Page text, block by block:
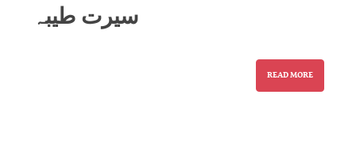
سیرت طیبہ
READ MORE